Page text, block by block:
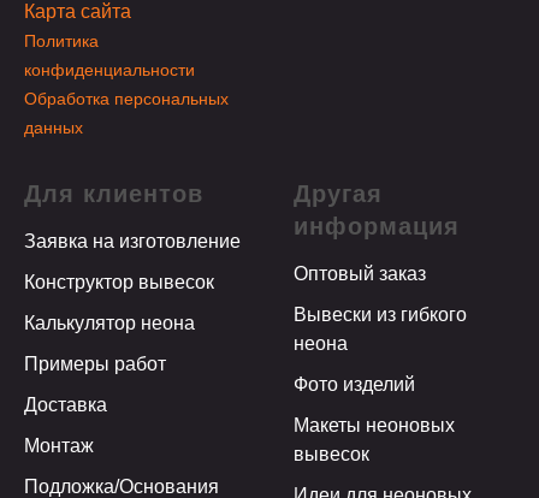
Карта сайта
Политика
конфиденциальности
Обработка персональных
данных
Для клиентов
Заявка на изготовление
Конструктор вывесок
Калькулятор неона
Примеры работ
Доставка
Монтаж
Подложка/Основания
Другая
информация
Оптовый заказ
Вывески из гибкого
неона
Фото изделий
Макеты неоновых
вывесок